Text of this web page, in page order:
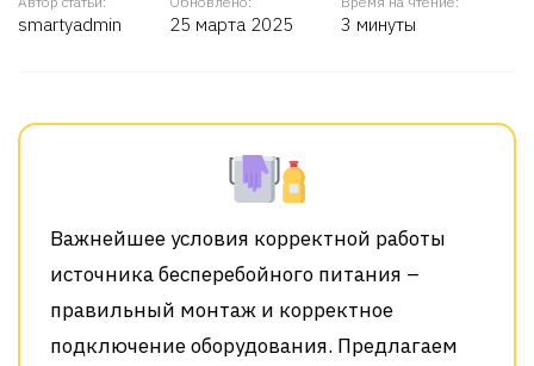
smartyadmin 25 марта 2025 3 минуты
Важнейшее условия корректной работы
источника бесперебойного питания –
правильный монтаж и корректное
подключение оборудования. Предлагаем